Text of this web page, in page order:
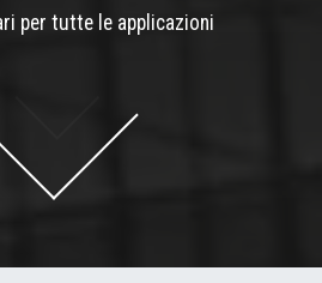
per tutte le applicazioni